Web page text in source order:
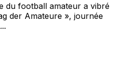
du football amateur a vibré
der Amateure », journée